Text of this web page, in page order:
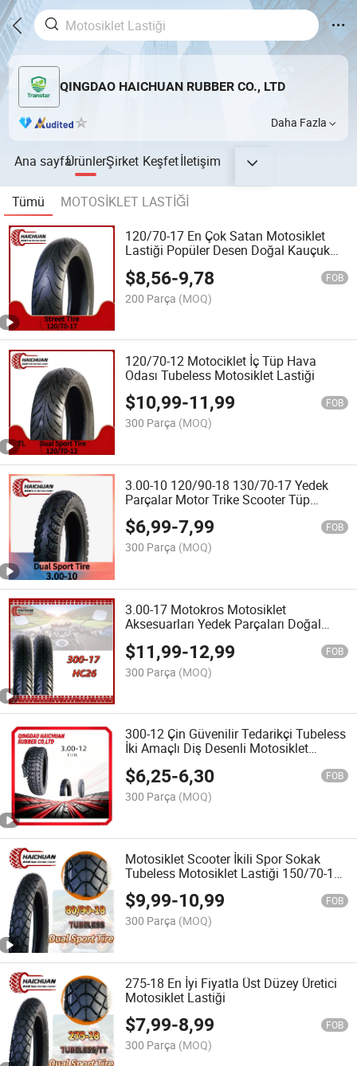
QINGDAO HAICHUAN RUBBER CO., LTD
Daha Fazla
Ana sayfaÜrünlerŞirket Keşfetİletişim
Tümü
MOTOSİKLET LASTİĞİ
120/70-17 En Çok Satan Motosiklet
Lastiği Popüler Desen Doğal Kauçuk
$8,56-9,78 FOB
200 Parça (MOQ)
120/70-12 Motociklet İç Tüp Hava
Odası Tubeless Motosiklet Lastiği
$10,99-11,99 FOB
300 Parça (MOQ)
3.00-10 120/90-18 130/70-17 Yedek
Parçalar Motor Trike Scooter Tüp
Tüpsüz Motosiklet Lastiği
$6,99-7,99 FOB
300 Parça (MOQ)
3.00-17 Motokros Motosiklet
Aksesuarları Yedek Parçaları Doğal
17 3.00-18
$11,99-12,99 FOB
300 Parça (MOQ)
300-12 Çin Güvenilir Tedarikçi Tubeless
İki Amaçlı Diş Desenli Motosiklet
Lastiği
$6,25-6,30 FOB
300 Parça (MOQ)
Motosiklet Scooter İkili Spor Sokak
Tubeless Motosiklet Lastiği 150/70-17
160/60-17 140/70-17 80/90-18
$9,99-10,99 FOB
300 Parça (MOQ)
275-18 En İyi Fiyatla Üst Düzey Üretici
Motosiklet Lastiği
$7,99-8,99 FOB
300 Parça (MOQ)